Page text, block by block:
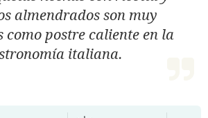
almendrados son muy
como postre caliente en la
italiana.